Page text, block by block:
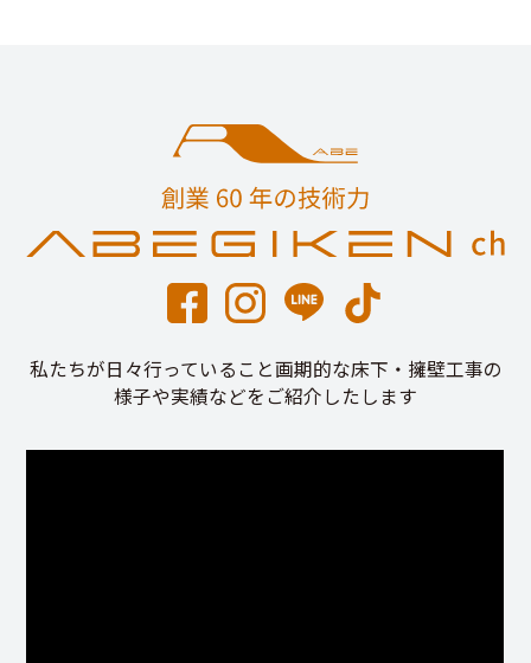
私たちが日々行っていること画期的な床下・擁壁工事の
様子や実績などをご紹介したします